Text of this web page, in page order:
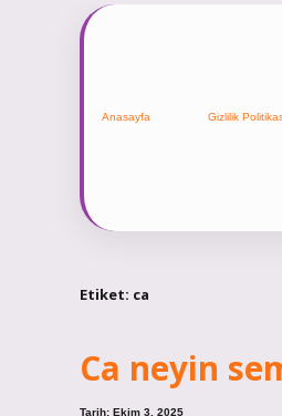
Anasayfa Gizlilik
Etiket: ca
Ca neyin
Tarih: Ekim 3, 2025